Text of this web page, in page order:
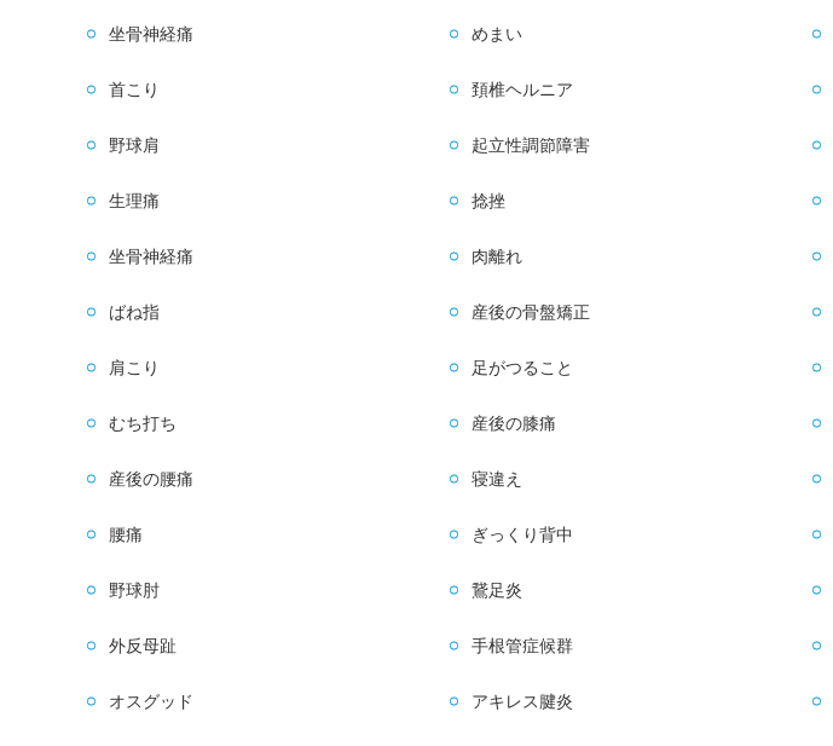
坐骨神経痛 めまい
首こり 頚椎ヘルニア
野球肩 起立性調節障害
生理痛 捻挫
坐骨神経痛 肉離れ
ばね指 産後の骨盤矯正
肩こり 足がつること
むち打ち 産後の膝痛
産後の腰痛 寝違え
腰痛 ぎっくり背中
野球肘 鵞足炎
外反母趾 手根管症候群
オスグッド アキレス腱炎